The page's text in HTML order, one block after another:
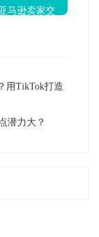
马逊卖家交
用TikTok打造
潜力大？